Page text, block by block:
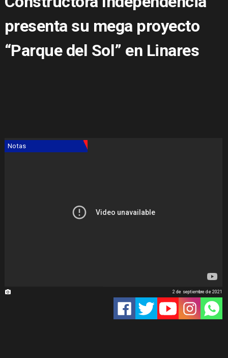
presenta su mega proyecto
“Parque del Sol” en Linares
Notas
2 de septiembre de 2021